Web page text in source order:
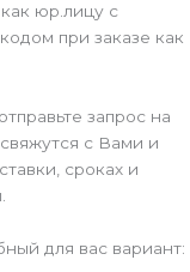
юр.лицу с
при заказе как
запрос на
с Вами и
сроках и
для вас вариант: